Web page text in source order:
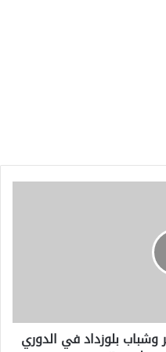
وشباب بلوزداد في الدوري